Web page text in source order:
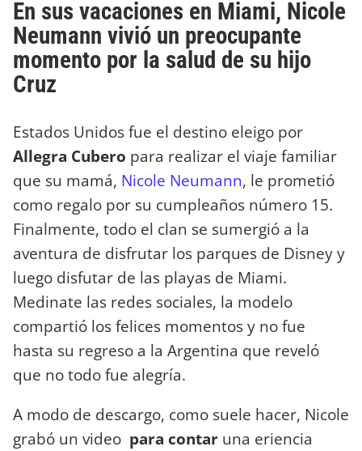
En sus vacaciones en Miami, Nicole
Neumann vivió un preocupante
momento por la salud de su hijo
Cruz
Estados Unidos fue el destino eleigo por
Allegra Cubero para realizar el viaje familiar
que su mamá, Nicole Neumann, le prometió
como regalo por su cumpleaños número 15.
Finalmente, todo el clan se sumergió a la
aventura de disfrutar los parques de Disney y
luego disfutar de las playas de Miami.
Medinate las redes sociales, la modelo
compartió los felices momentos y no fue
hasta su regreso a la Argentina que reveló
que no todo fue alegría.
A modo de descargo, como suele hacer, Nicole
grabó un video para contar una eriencia